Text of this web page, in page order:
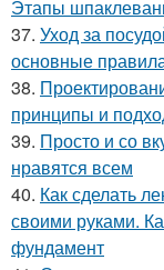
Этапы
37. Уход за
основные
38.
принципы и
39. Просто и со
нравятся всем
40. Как сделать
своими руками.
фундамент